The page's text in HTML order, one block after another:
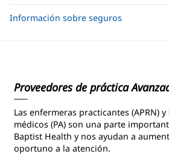
Información sobre seguros
Proveedores de práctica
Las enfermeras practicantes (APRN)
médicos (PA) son una parte
Baptist Health y nos ayudan a
oportuno a la atención.